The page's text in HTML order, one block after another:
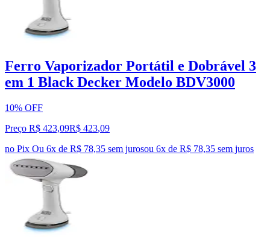
Ferro Vaporizador Portátil e Dobrável 3
em 1 Black Decker Modelo BDV3000
10% OFF
Preço R$ 423,09R$ 423,09
no Pix Ou 6x de R$ 78,35 sem jurosou 6x de R$ 78,35 sem juros